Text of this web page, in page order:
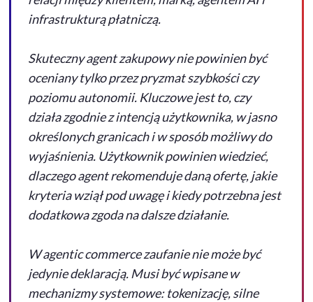
infrastrukturą płatniczą.
Skuteczny agent zakupowy nie powinien być
oceniany tylko przez pryzmat szybkości czy
poziomu autonomii. Kluczowe jest to, czy
działa zgodnie z intencją użytkownika, w jasno
określonych granicach i w sposób możliwy do
wyjaśnienia. Użytkownik powinien wiedzieć,
dlaczego agent rekomenduje daną ofertę, jakie
kryteria wziął pod uwagę i kiedy potrzebna jest
dodatkowa zgoda na dalsze działanie.
Wagentic commercezaufanie nie może być
jedynie deklaracją. Musi być wpisane w
mechanizmy systemowe: tokenizację, silne